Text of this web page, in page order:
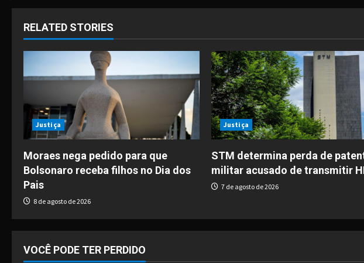
s
t
n
a
v
g
a
t
i
o
RELATED STORIES
Justiça
Moraes nega pedido para que
Bolsonaro receba filhos no Dia dos
Pais
8 de agosto de 2026
Justiça
STM determina perda de
militar acusado de transmitir
7 de agosto de 2026
VOCÊ PODE TER PERDIDO